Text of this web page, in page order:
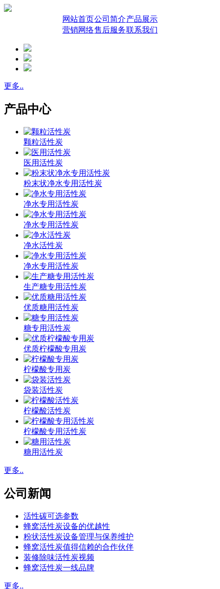
网站首页公司简介产品展示
营销网络售后服务联系我们
更多..
产品中心
颗粒活性炭
医用活性炭
粉末状净水专用活性炭
净水专用活性炭
净水专用活性炭
净水活性炭
净水专用活性炭
生产糖专用活性炭
优质糖用活性炭
糖专用活性炭
优质柠檬酸专用炭
柠檬酸专用炭
袋装活性炭
柠檬酸活性炭
柠檬酸专用活性炭
糖用活性炭
更多..
公司新闻
活性碳可选参数
蜂窝活性炭设备的优越性
粉状活性炭设备管理与保养维护
蜂窝活性炭值得信赖的合作伙伴
装修除味活性炭视频
蜂窝活性炭一线品牌
更多..